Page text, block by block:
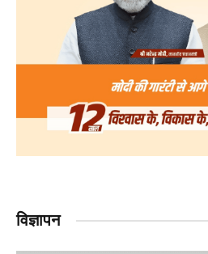
विज्ञापन